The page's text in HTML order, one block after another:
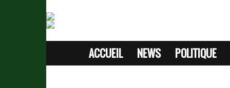
SITE
ACCUEIL NEWS POLITIQUE